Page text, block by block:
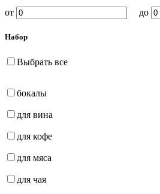
от до
Набор
Выбрать все
бокалы
для вина
для кофе
для мяса
для чая